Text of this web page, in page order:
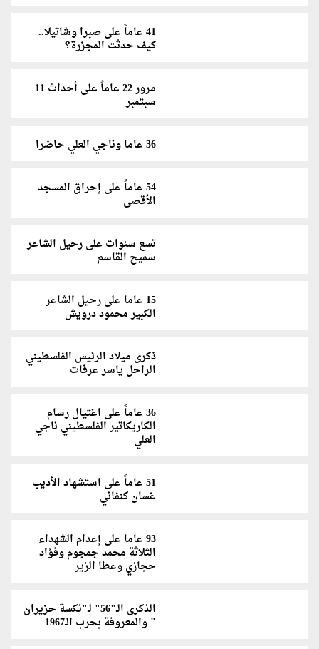
41 عاماً على صبرا وشاتيلا..
كيف حدثت المجزرة؟
مرور 22 عاماً على أحداث 11
سبتمبر
36 عاما وناجي العلي حاضرا
54 عاماً على إحراق المسجد
الأقصى
تسع سنوات على رحيل الشاعر
سميح القاسم
15 عاما على رحيل الشاعر
الكبير محمود درويش
ذكرى ميلاد الرئيس الفلسطيني
الراحل ياسر عرفات
36 عاماً على اغتيال رسام
الكاريكاتير الفلسطيني ناجي
العلي
51 عاماً على استشهاد الأديب
غسان كنفاني
93 عاما على إعدام الشهداء
الثلاثة محمد جمجوم وفؤاد
حجازي وعطا الزير
الذكرى الـ"56" لـ"نكسة حزيران
" والمعروفة بحرب الـ1967